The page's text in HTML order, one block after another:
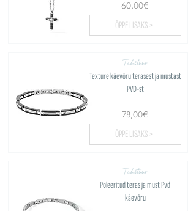
60,00€
ÕPPE LISAKS >
Tekstuur
Texture käevõru terasest ja mustast
PVD-st
78,00€
ÕPPE LISAKS >
Tekstuur
Poleeritud teras ja must Pvd
käevõru